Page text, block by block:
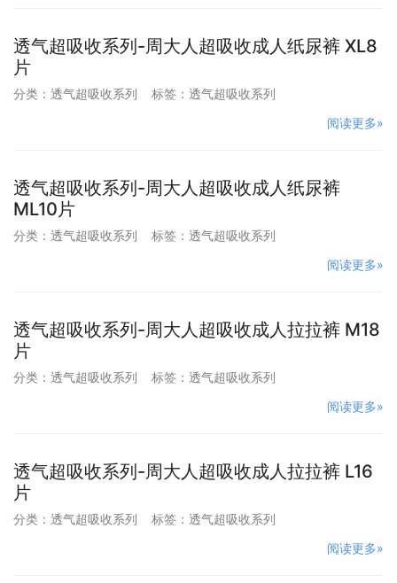
透气超吸收系列-周大人超吸收成人纸尿裤 XL8
片
分类： 透气超吸收系列 标签： 透气超吸收系列
阅读更多»
透气超吸收系列-周大人超吸收成人纸尿裤
ML10片
分类： 透气超吸收系列 标签： 透气超吸收系列
阅读更多»
透气超吸收系列-周大人超吸收成人拉拉裤 M18
片
分类： 透气超吸收系列 标签： 透气超吸收系列
阅读更多»
透气超吸收系列-周大人超吸收成人拉拉裤 L16
片
分类： 透气超吸收系列 标签： 透气超吸收系列
阅读更多»